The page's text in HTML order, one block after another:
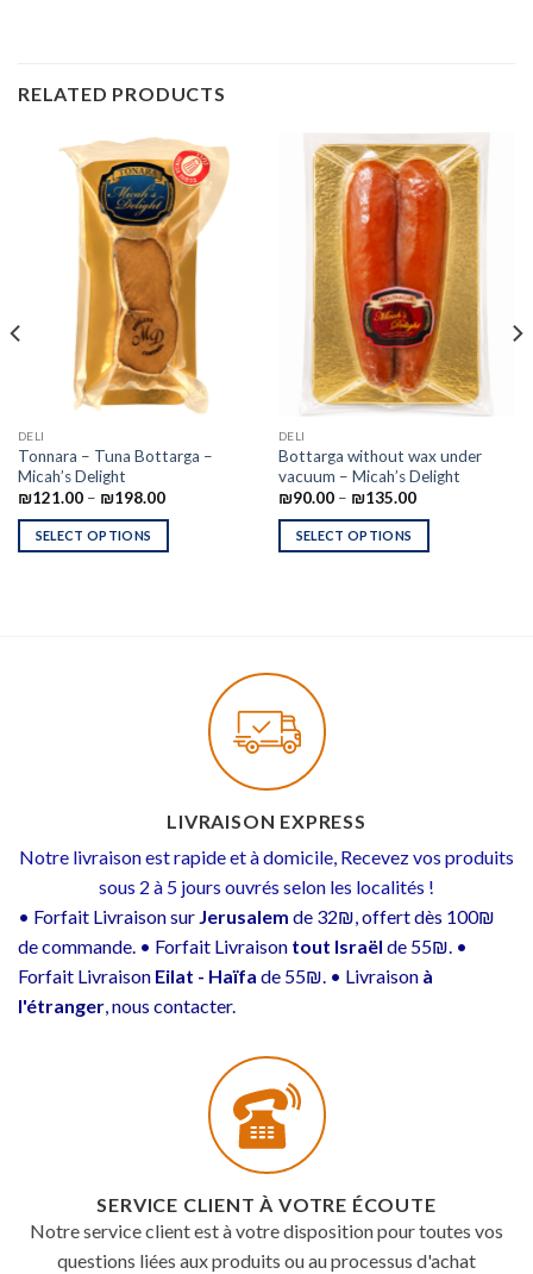
RELATED PRODUCTS
DELI
Tonnara – Tuna Bottarga –
Micah’s Delight
₪121.00– ₪198.00
SELECT OPTIONS
DELI
Bottarga without wax under
vacuum – Micah’s Delight
₪90.00– ₪135.00
SELECT OPTIONS
LIVRAISON EXPRESS
Notre livraison est rapide et à domicile, Recevez vos produits
sous 2 à 5 jours ouvrés selon les localités !
• Forfait Livraison sur Jerusalem de 32₪, offert dès 100₪
de commande. • Forfait Livraison tout Israël de 55₪. •
Forfait Livraison Eilat - Haïfa de 55₪. • Livraison à
l'étranger, nous contacter.
SERVICE CLIENT À VOTRE ÉCOUTE
Notre service client est à votre disposition pour toutes vos
questions liées aux produits ou au processus d'achat